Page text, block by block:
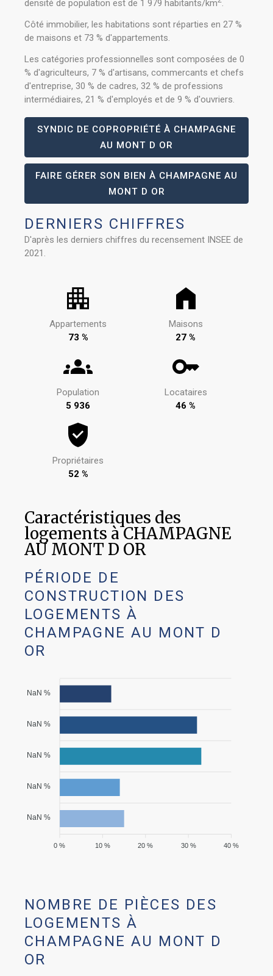
densité de population est de 1 979 habitants/km .
Côté immobilier, les habitations sont réparties en 27 %
de maisons et 73 % d'appartements.
Les catégories professionnelles sont composées de 0
% d'agriculteurs, 7 % d'artisans, commercants et chefs
d'entreprise, 30 % de cadres, 32 % de professions
intermédiaires, 21 % d'employés et de 9 % d'ouvriers.
SYNDIC DE COPROPRIÉTÉ À CHAMPAGNE
AU MONT D OR
FAIRE GÉRER SON BIEN À CHAMPAGNE AU
MONT D OR
DERNIERS CHIFFRES
D'après les derniers chiffres du recensement INSEE de
2021.
Appartements
73 %
Maisons
27 %
Population
5 936
Locataires
46 %
Propriétaires
52 %
Caractéristiques des
logements à CHAMPAGNE
AU MONT D OR
PÉRIODE DE
CONSTRUCTION DES
LOGEMENTS À
CHAMPAGNE AU MONT D
OR
NaN %
NaN %
NaN %
NaN %
NaN %
40 %
30 %
20 %
10 %
0 %
NOMBRE DE PIÈCES DES
LOGEMENTS À
CHAMPAGNE AU MONT D
OR